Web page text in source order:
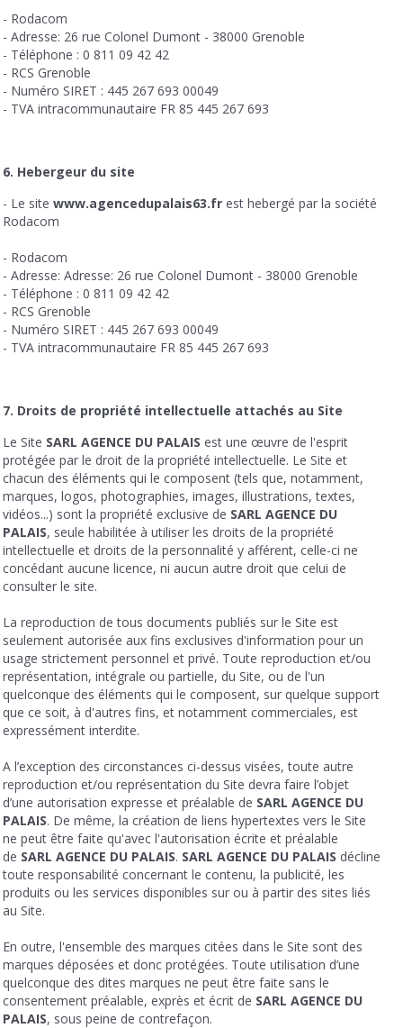
- Rodacom
- Adresse: 26 rue Colonel Dumont - 38000 Grenoble
- Téléphone : 0 811 09 42 42
- RCS Grenoble
- Numéro SIRET : 445 267 693 00049
- TVA intracommunautaire FR 85 445 267 693
6. Hebergeur du site
- Le site www.agencedupalais63.fr est hebergé par la société
Rodacom
- Rodacom
- Adresse: Adresse: 26 rue Colonel Dumont - 38000 Grenoble
- Téléphone : 0 811 09 42 42
- RCS Grenoble
- Numéro SIRET : 445 267 693 00049
- TVA intracommunautaire FR 85 445 267 693
7. Droits de propriété intellectuelle attachés au Site
Le Site SARL AGENCE DU PALAIS est une œuvre de l'esprit
protégée par le droit de la propriété intellectuelle. Le Site et
chacun des éléments qui le composent (tels que, notamment,
marques, logos, photographies, images, illustrations, textes,
vidéos...) sont la propriété exclusive de SARL AGENCE DU
PALAIS, seule habilitée à utiliser les droits de la propriété
intellectuelle et droits de la personnalité y afférent, celle-ci ne
concédant aucune licence, ni aucun autre droit que celui de
consulter le site.
La reproduction de tous documents publiés sur le Site est
seulement autorisée aux fins exclusives d'information pour un
usage strictement personnel et privé. Toute reproduction et/ou
représentation, intégrale ou partielle, du Site, ou de l'un
quelconque des éléments qui le composent, sur quelque support
que ce soit, à d'autres fins, et notamment commerciales, est
expressément interdite.
A l’exception des circonstances ci-dessus visées, toute autre
reproduction et/ou représentation du Site devra faire l’objet
d’une autorisation expresse et préalable de SARL AGENCE DU
PALAIS. De même, la création de liens hypertextes vers le Site
ne peut être faite qu'avec l'autorisation écrite et préalable
de SARL AGENCE DU PALAIS. SARL AGENCE DU PALAIS décline
toute responsabilité concernant le contenu, la publicité, les
produits ou les services disponibles sur ou à partir des sites liés
au Site.
En outre, l'ensemble des marques citées dans le Site sont des
marques déposées et donc protégées. Toute utilisation d’une
quelconque des dites marques ne peut être faite sans le
consentement préalable, exprès et écrit de SARL AGENCE DU
PALAIS, sous peine de contrefaçon.